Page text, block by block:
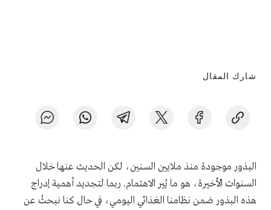
شارك المقال
البذور موجودة منذ ملايين السنين، لكن الحديث عنها خلال
السنوات الأخيرة، هو ما يُير الاهتمام. ربما لتجديد أهمية إدراج
هذه البذور ضمن نظامنا الغذائي اليومي، في حال كنا نبحثُ عن